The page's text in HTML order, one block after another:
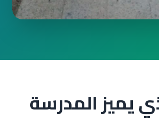
يميز المدرسة